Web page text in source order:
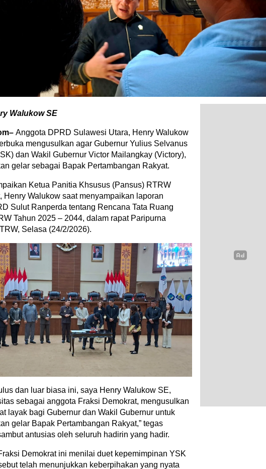
Walukow SE
Anggota DPRD Sulawesi Utara, Henry Walukow
mengusulkan agar Gubernur Yulius Selvanus
dan Wakil Gubernur Victor Mailangkay (Victory),
gelar sebagai Bapak Pertambangan Rakyat.
Ketua Panitia Khsusus (Pansus) RTRW
Henry Walukow saat menyampaikan laporan
Sulut Ranperda tentang Rencana Tata Ruang
Tahun 2025 – 2044, dalam rapat Paripurna
Selasa (24/2/2026).
dan luar biasa ini, saya Henry Walukow SE,
sebagai anggota Fraksi Demokrat, mengusulkan
layak bagi Gubernur dan Wakil Gubernur untuk
gelar Bapak Pertambangan Rakyat,” tegas
antusias oleh seluruh hadirin yang hadir.
Demokrat ini menilai duet kepemimpinan YSK
telah menunjukkan keberpihakan yang nyata